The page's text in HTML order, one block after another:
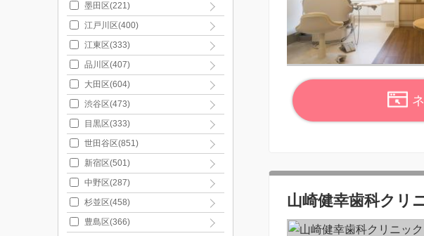
墨田区(221)
江戸川区(400)
江東区(333)
品川区(407)
大田区(604)
渋谷区(473)
目黒区(333)
世田谷区(851)
新宿区(501)
中野区(287)
杉並区(458)
豊島区(366)
山崎健幸歯科クリ